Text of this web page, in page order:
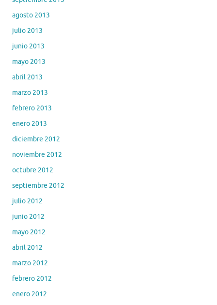
agosto 2013
julio 2013
junio 2013
mayo 2013
abril 2013
marzo 2013
febrero 2013
enero 2013
diciembre 2012
noviembre 2012
octubre 2012
septiembre 2012
julio 2012
junio 2012
mayo 2012
abril 2012
marzo 2012
febrero 2012
enero 2012